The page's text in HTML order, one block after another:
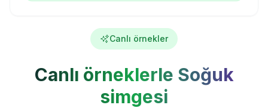
Canlı örnekler
Canlı örneklerle Soğuk
simgesi